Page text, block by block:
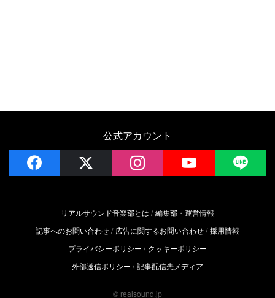
公式アカウント
facebook instagram YouTube
リアルサウンド音楽部とは
編集部・運営情報
記事へのお問い合わせ
広告に関するお問い合わせ 採用情報
プライバシーポリシー
クッキーポリシー
外部送信ポリシー
記事配信先メディア
© realsound.jp